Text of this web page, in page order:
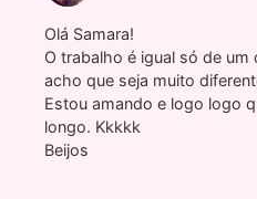
Olá Samara!
O trabalho é igual só de
acho que seja muito
Estou amando e logo logo
longo. Kkkkk
Beijos